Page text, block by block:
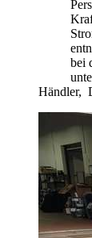
bei
Händler,